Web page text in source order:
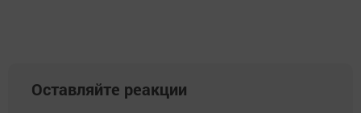
Оставляйте реакции